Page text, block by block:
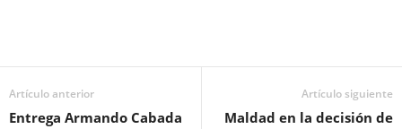
Artículo anterior
Entrega Armando Cabada
Artículo siguiente
Maldad en la decisión de